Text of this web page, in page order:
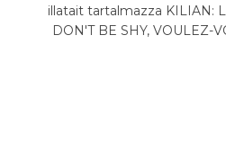
illatait tartalmazza KILIAN:
DON'T BE SHY, VOULEZ-